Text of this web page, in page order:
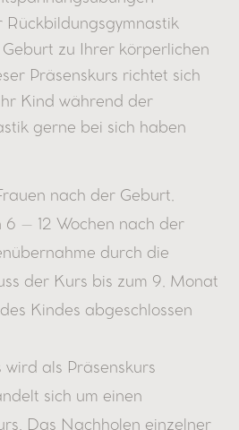
Rückbildungsgymnastik
zu Ihrer körperlichen
Präsenskurs richtet sich
Kind während der
gerne bei sich haben
nach der Geburt.
6 – 12 Wochen nach der
durch die
der Kurs bis zum 9. Monat
Kindes abgeschlossen
wird als Präsenskurs
sich um einen
Das Nachholen einzelner